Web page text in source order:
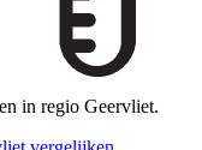
in regio Geervliet.